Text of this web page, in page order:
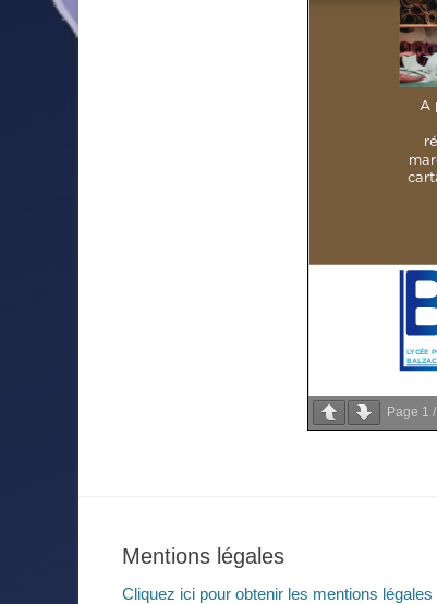
Page 1 /
Mentions légales
Cliquez ici pour obtenir les mentions légales